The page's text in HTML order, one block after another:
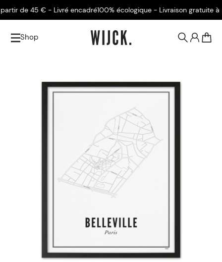
de 45 € - Livré encadré100% écologique - Livraison gratuite à
Shop